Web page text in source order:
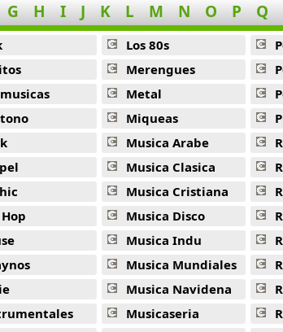
G H I J K L M N O P Q
Los 80s
Merengues
Metal
Miqueas
Musica Arabe
Musica Clasica
Musica Cristiana
Musica Disco
Musica Indu
Musica Mundiales
Musica Navidena
Musicaseria